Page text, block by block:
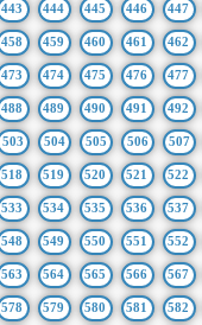
443 444 445 446 447
458 459 460 461 462
473 474 475 476 477
488 489 490 491 492
503 504 505 506 507
518 519 520 521 522
533 534 535 536 537
548 549 550 551 552
563 564 565 566 567
578 579 580 581 582